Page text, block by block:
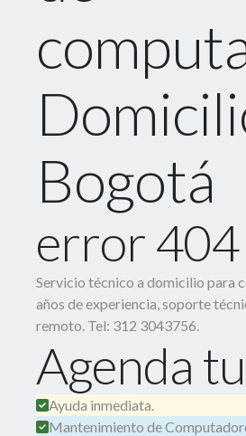
Bogotá
error 404
Servicio técnico a domicilio para
años de experiencia, soporte
remoto. Tel: 312 3043756.
Agenda
Ayuda inmediata.
Mantenimiento de